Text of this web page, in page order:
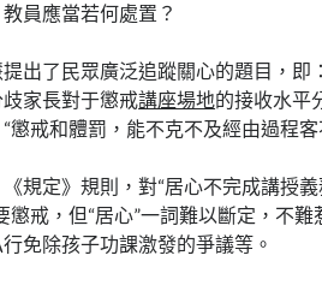
員應當若何處置？
出了民眾廣泛追蹤關心的題目，即
家長對于懲戒講座場地的接收水平
懲戒和體罰，能不克不及經由過程
規定》規則，對“居心不完成講授
懲戒，但“居心”一詞難以斷定，不
免除孩子功課激發的爭議等。